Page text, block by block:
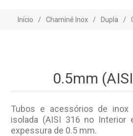
Início / Chaminé Inox / Dupla /
0.5mm
Tubos e acessórios de inox
isolada (AISI 316 no Interior
expessura de 0.5 mm.